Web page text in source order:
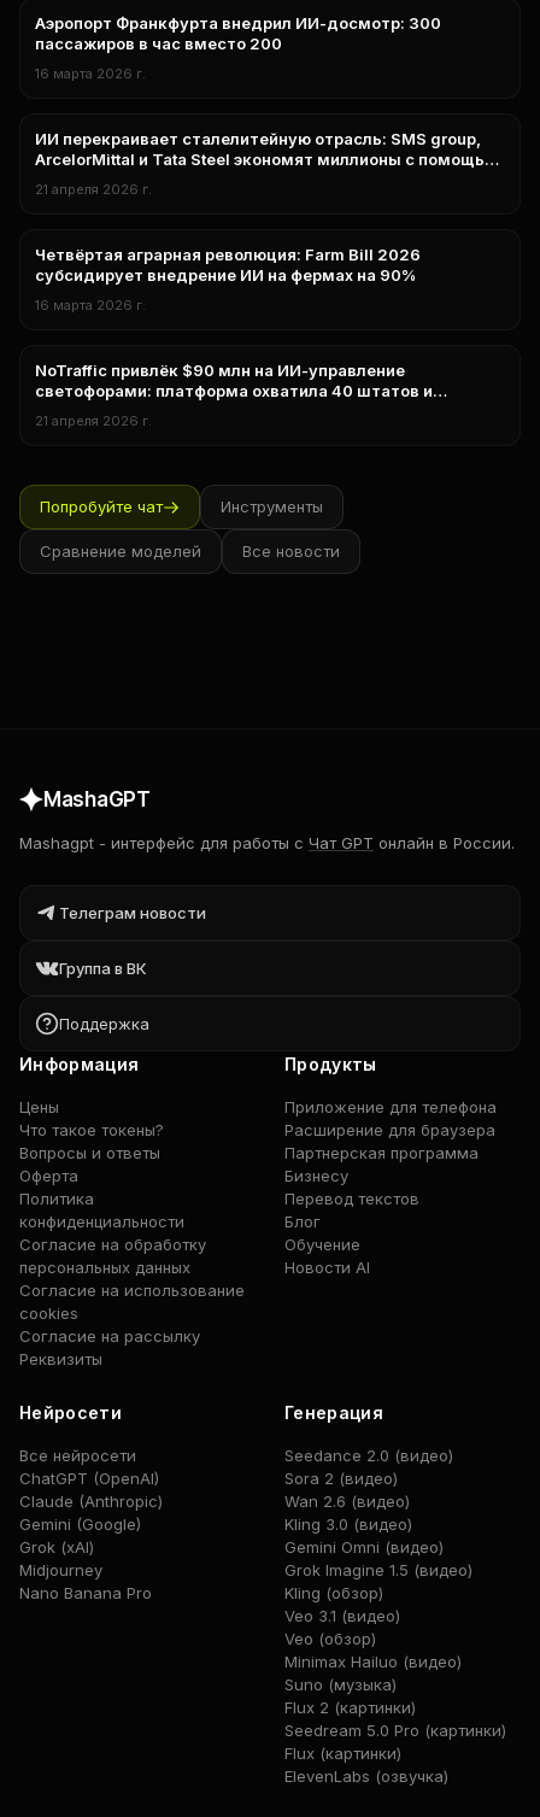
Технологии
Аэропорт Франкфурта внедрил ИИ-досмотр: 300
пассажиров в час вместо 200
16 марта 2026 г.
нейросети
ИИ перекраивает сталелитейную отрасль: SMS group,
ArcelorMittal и Tata Steel экономят миллионы с помощью
21 апреля 2026 г.
Бизнес
Четвёртая аграрная революция: Farm Bill 2026
субсидирует внедрение ИИ на фермах на 90%
16 марта 2026 г.
нейросети
NoTraffic привлёк $90 млн на ИИ-управление
светофорами: платформа охватила 40 штатов и
21 апреля 2026 г.
Попробуйте чат Инструменты
Сравнение моделей Все новости
MashaGPT
Mashagpt - интерфейс для работы с Чат GPT онлайн в России.
Телеграм новости
Группа в ВК
Поддержка
Информация
Цены
Что такое токены?
Вопросы и ответы
Оферта
Политика
конфиденциальности
Согласие на обработку
персональных данных
Согласие на использование
cookies
Согласие на рассылку
Реквизиты
Продукты
Приложение для телефона
Расширение для браузера
Партнерская программа
Бизнесу
Перевод текстов
Блог
Обучение
Новости AI
Нейросети
Все нейросети
ChatGPT (OpenAI)
Claude (Anthropic)
Gemini (Google)
Grok (xAI)
Midjourney
Nano Banana Pro
Генерация
Seedance 2.0 (видео)
Sora 2 (видео)
Wan 2.6 (видео)
Kling 3.0 (видео)
Gemini Omni (видео)
Grok Imagine 1.5 (видео)
Kling (обзор)
Veo 3.1 (видео)
Veo (обзор)
Minimax Hailuo (видео)
Suno (музыка)
Flux 2 (картинки)
Seedream 5.0 Pro (картинки)
Flux (картинки)
ElevenLabs (озвучка)